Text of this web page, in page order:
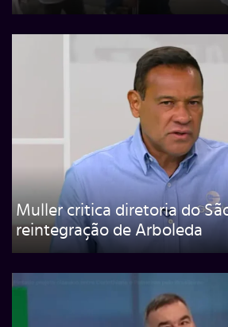
Muller critica diretoria do
reintegração de Arboleda